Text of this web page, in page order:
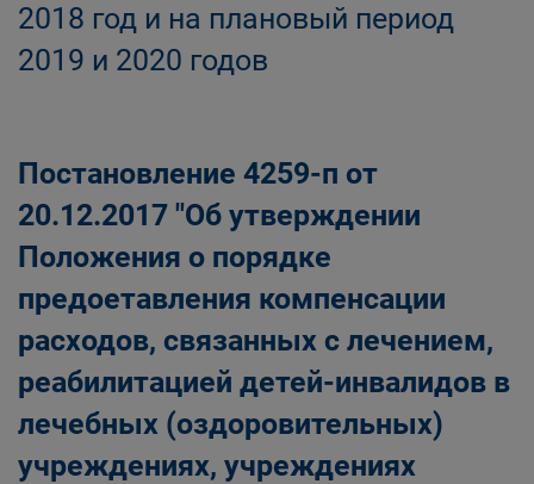
2018 год и на плановый период
2019 и 2020 годов
Постановление 4259-п от
20.12.2017 "Об утверждении
Положения о порядке
предоетавления компенсации
расходов, связанных с лечением,
реабилитацией детей-инвалидов в
лечебных (оздоровительных)
учреждениях, учреждениях